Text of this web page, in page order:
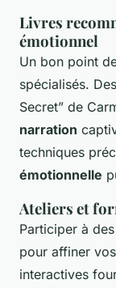
Livres
émotionnel
Un bon point
spécialisés.
Secret” de
narration
techniques
émotionnelle
Ateliers et
Participer à
pour affiner
interactives